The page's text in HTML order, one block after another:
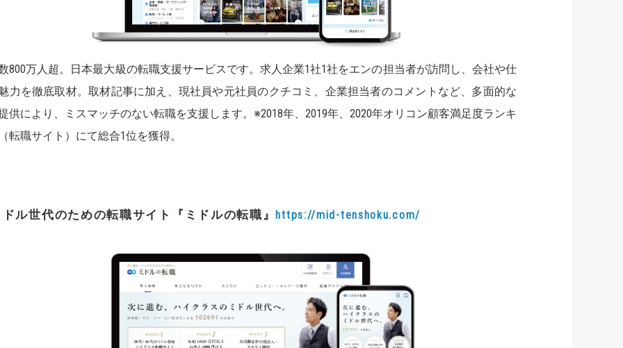
800万人超。日本最大級の転職支援サービスです。求人企業1社1社をエンの担当者が訪問し、会社や仕
力を徹底取材。取材記事に加え、現社員や元社員のクチコミ、企業担当者のコメントなど、多面的な
供により、ミスマッチのない転職を支援します。※2018年、2019年、2020年オリコン顧客満足度ランキ
転職サイト）にて総合1位を獲得。
ル世代のための転職サイト 『 ミドルの転職 』 https://mid-tenshoku.com/